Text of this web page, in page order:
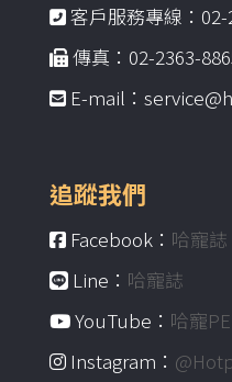
客戶服務專線：
傳真：02-2363-
E-mail：
追蹤我們
Facebook： 哈寵誌
Line： 哈寵誌
YouTube： 哈寵
Instagram：